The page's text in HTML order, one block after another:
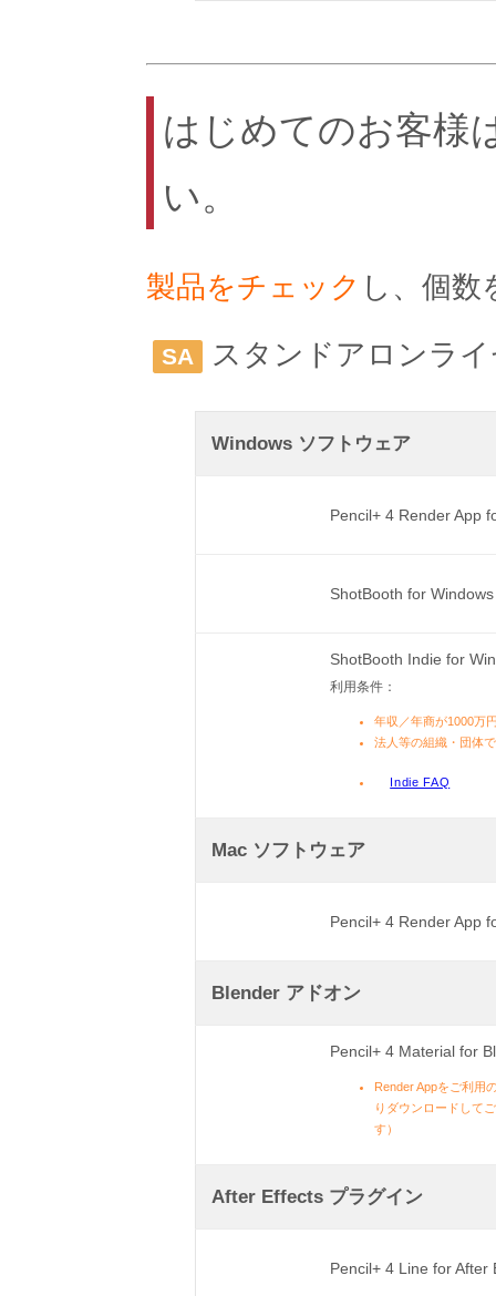
はじめてのお客様
い。
製品をチェック し、個数
SA スタンドアロンラ
Windows ソフトウェア
Pencil+ 4 Render App
ShotBooth for
ShotBooth Indie for
利用条件：
年収／年商が1000万
法人等の組織・団体
Indie FAQ
Mac ソフトウェア
Pencil+ 4 Render App
Blender アドオン
Pencil+ 4 Material for
Render Appをご利用
りダウンロードして
す）
After Effects プラグイン
Pencil+ 4 Line for After